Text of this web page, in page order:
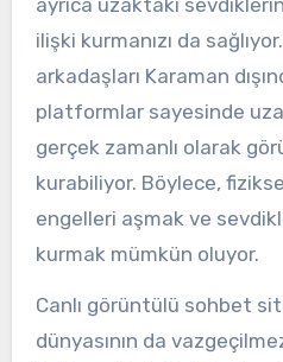
ilişki kurmanızı da
arkadaşları Karaman
platformlar sayesinde
gerçek zamanlı olarak
kurabiliyor. Böylece,
engelleri aşmak ve
kurmak mümkün oluyor.
Canlı görüntülü sohbet
dünyasının da